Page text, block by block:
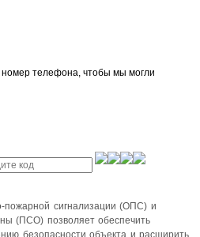
номер телефона, чтобы мы могли
пожарной сигнализации (ОПС) и
(ПСО) позволяет обеспечить
безопасности объекта и расширить